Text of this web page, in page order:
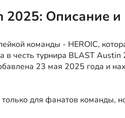
2025: Описание
команды - HEROIC,
в честь турнира BLAST
23 мая 2025 года и
для фанатов команды,